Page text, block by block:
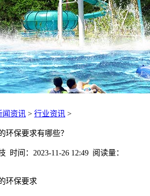
闻资讯 > 行业资讯 >
环保要求有哪些？
时间：2023-11-26 12:49 阅读量：
环保要求